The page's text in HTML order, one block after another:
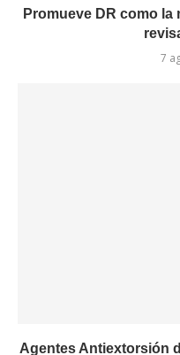
Promueve DR como la
7
Agentes Antiextorsión